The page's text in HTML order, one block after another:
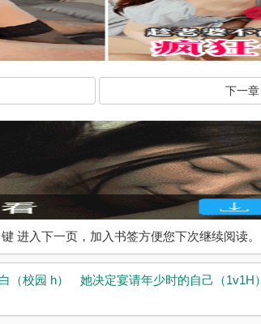
下一章
进入下一页，加入书签方便您下次继续阅读。
（校园 h） 她决定宴请年少时的自己（1v1H）